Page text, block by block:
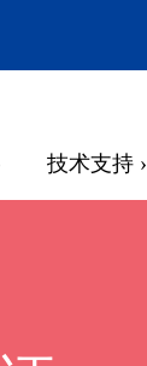
技术支持 ›